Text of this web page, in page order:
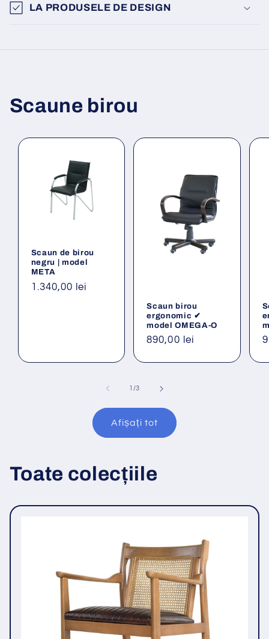
LA PRODUSELE DE DESIGN
Scaune birou
Scaun de birou
negru | model
META
Preț
1.340,00 lei
Scaun birou
ergonomic ✔
model OMEGA-O
Preț
890,00 lei
/din
3
Afișați tot
Toate colecțiile